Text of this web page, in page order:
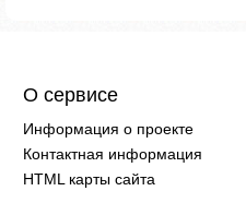
О сервисе
Информация о проекте
Контактная информация
HTML карты сайта